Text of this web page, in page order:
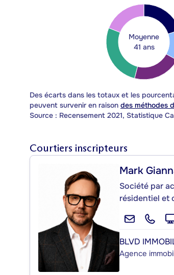
Moyenne
41 ans
Des écarts dans les totaux et les
peuvent survenir en raison des méthodes
Source : Recensement 2021, Statistique
Courtiers inscripteurs
Mark
Société par
résidentiel et
BLVD
Agence